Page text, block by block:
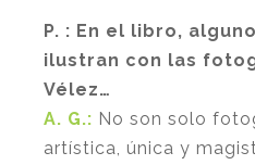
P. : En el libro,
ilustran con las
Vélez…
A. G.: No son solo
artística, única y